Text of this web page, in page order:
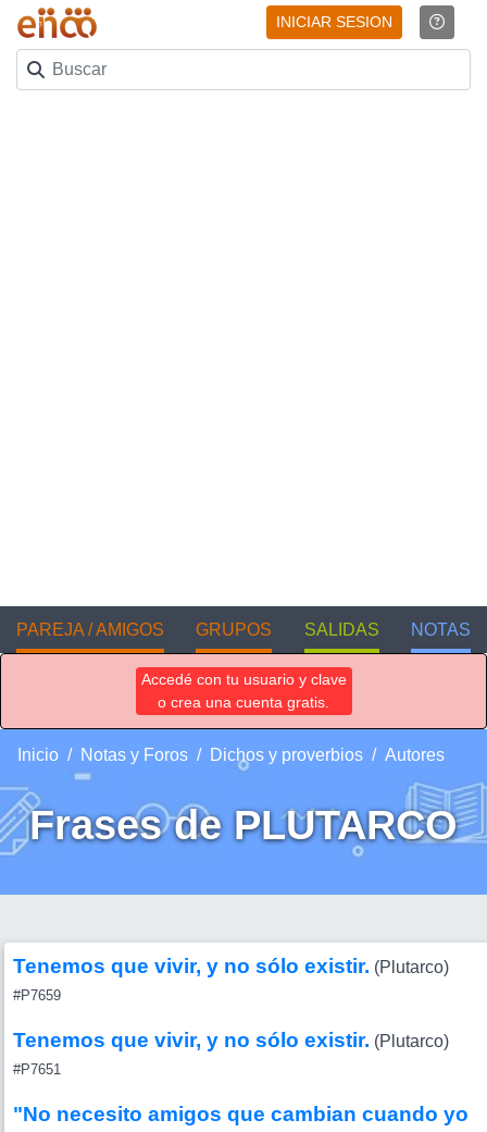
INICIAR SESION
PAREJA / AMIGOS GRUPOS SALIDAS NOTAS
Accedé con tu usuario y clave
o crea una cuenta gratis.
Inicio Notas y Foros Dichos y proverbios Autores
Frases de PLUTARCO
Tenemos que vivir, y no sólo existir. (Plutarco)
#P7659
Tenemos que vivir, y no sólo existir. (Plutarco)
#P7651
"No necesito amigos que cambian cuando yo